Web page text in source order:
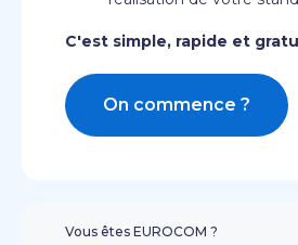
C'est simple, rapide et
On commence ?
Vous êtes EUROCOM ?